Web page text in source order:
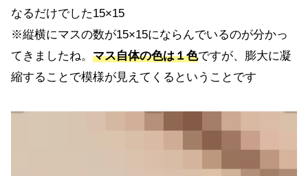
なるだけでした15×15
※縦横にマスの数が15×15にならんでいるのが分かっ
てきましたね。 マス自体の色は１色ですが、膨大に凝
縮することで模様が見えてくるということです